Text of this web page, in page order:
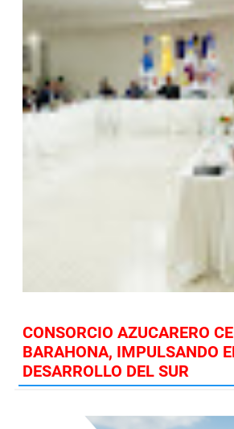
CONSORCIO AZUCARERO
BARAHONA, IMPULSANDO
DESARROLLO DEL SUR